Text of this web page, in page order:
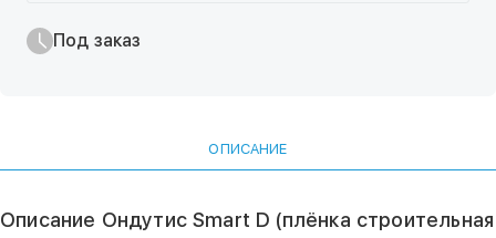
Под заказ
ОПИСАНИЕ
Описание Ондутис Smart D (плёнка строительная